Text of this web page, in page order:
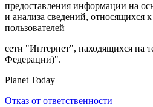
предоставления информации на
и анализа сведений, относящихся
пользователей
сети "Интернет", находящихся на
Федерации)".
Planet Today
Отказ от ответственности